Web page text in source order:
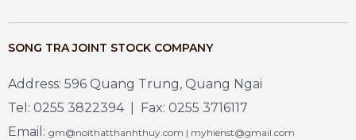
SONG TRA JOINT STOCK COMPANY
Address: 596 Quang Trung, Quang Ngai
Tel: 0255 3822394 | Fax: 0255 3716117
Email: gm@noithatthanhthuy.com | myhienst@gmail.com